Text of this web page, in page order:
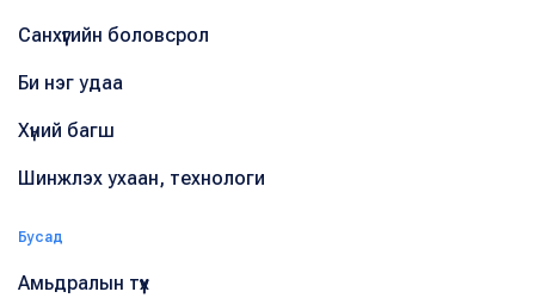
Санхүүгийн боловсрол
Би нэг удаа
Хүний багш
Шинжлэх ухаан, технологи
Бусад
Амьдралын түүх